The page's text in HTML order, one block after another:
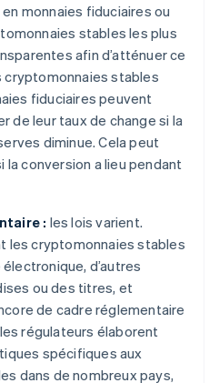
monnaies fiduciaires ou
stables les plus
afin d’atténuer ce
cryptomonnaies stables
fiduciaires peuvent
de leur taux de change si la
diminue. Cela peut
conversion a lieu pendant
: les lois varient.
les cryptomonnaies stables
d’autres
ou des titres, et
de cadre réglementaire
régulateurs élaborent
spécifiques aux
dans de nombreux pays,